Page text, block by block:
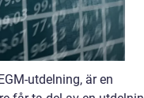
utdelning, är en